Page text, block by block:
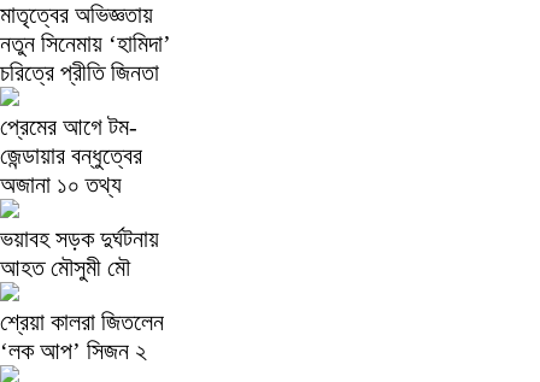
মাতৃত্বের অভিজ্ঞতায়
নতুন সিনেমায় ‘হামিদা’
চরিত্রে প্রীতি জিনতা
প্রেমের আগে টম-
জেন্ডায়ার বন্ধুত্বের
অজানা ১০ তথ্য
ভয়াবহ সড়ক দুর্ঘটনায়
আহত মৌসুমী মৌ
শ্রেয়া কালরা জিতলেন
‘লক আপ’ সিজন ২